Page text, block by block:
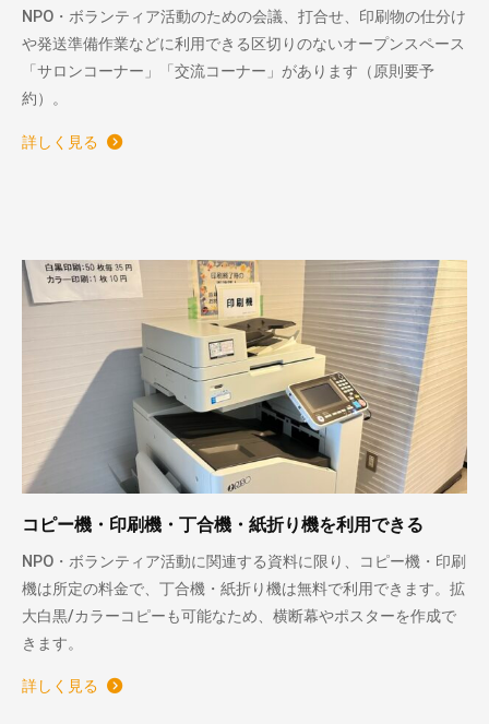
NPO・ボランティア活動のための会議、打合せ、印刷物の仕分け
や発送準備作業などに利用できる区切りのないオープンスペース
「サロンコーナー」「交流コーナー」があります（原則要予
約）。
詳しく見る
コピー機・印刷機・丁合機・紙折り機を利用できる
NPO・ボランティア活動に関連する資料に限り、コピー機・印刷
機は所定の料金で、丁合機・紙折り機は無料で利用できます。拡
大白黒/カラーコピーも可能なため、横断幕やポスターを作成で
きます。
詳しく見る